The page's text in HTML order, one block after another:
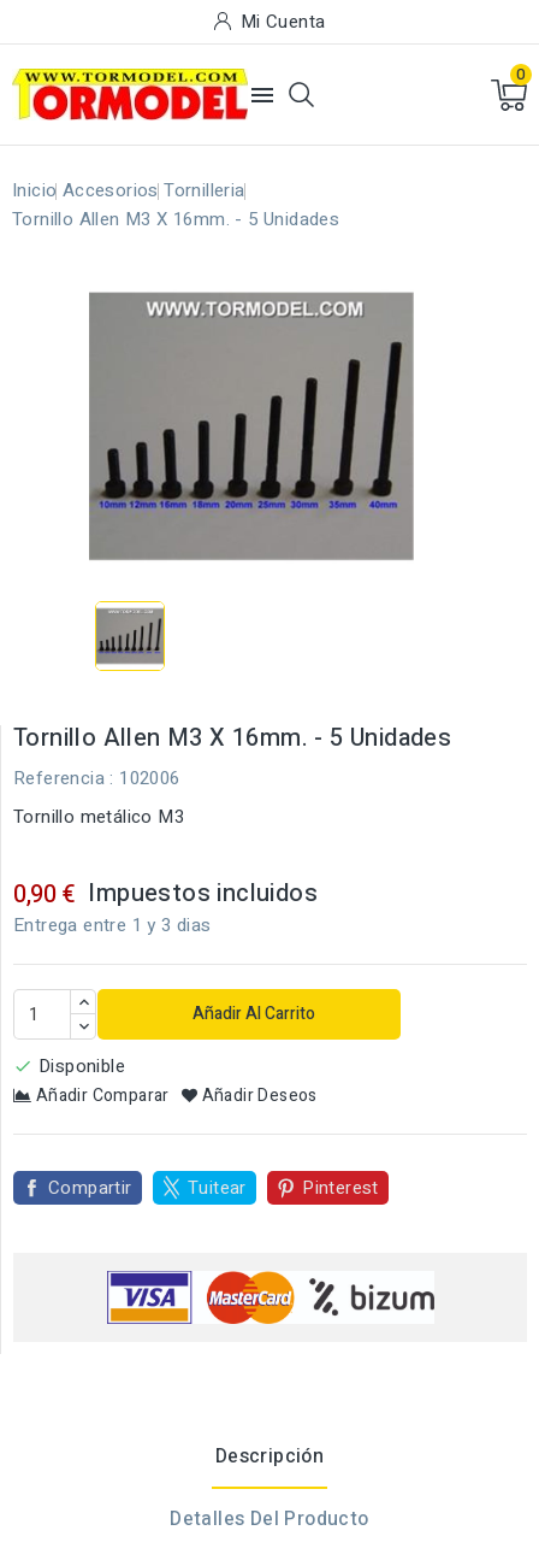
Mi Cuenta

0
Inicio Accesorios Tornilleria
Tornillo Allen M3 X 16mm. - 5 Unidades
Tornillo Allen M3 X 16mm. - 5 Unidades
Referencia : 102006
Tornillo metálico M3
0,90 € Impuestos incluidos
Entrega entre 1 y 3 dias
Añadir Al Carrito
 Disponible
Añadir Comparar Añadir Deseos
Compartir Tuitear Pinterest
Descripción
Detalles Del Producto